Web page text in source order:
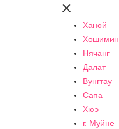

Ханой
Хошимин
Нячанг
Далат
Вунгтау
Сапа
Хюэ
г. Муйне